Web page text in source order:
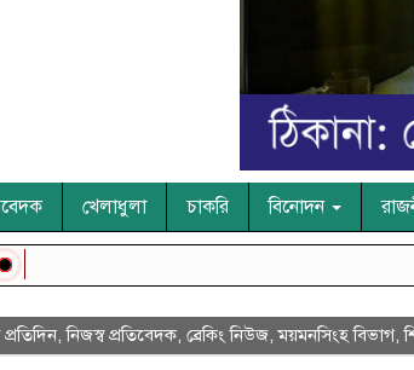
খেলাধুলা চাকরি বিনোদন
,নিজস্ব প্রতিবেদক, ব্রেকিং নিউজ,ময়মনসিংহ বিভাগ,